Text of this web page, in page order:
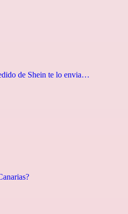
de Shein te lo envia…